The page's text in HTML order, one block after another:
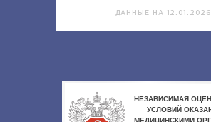
ДАННЫЕ НА 12.01.2026